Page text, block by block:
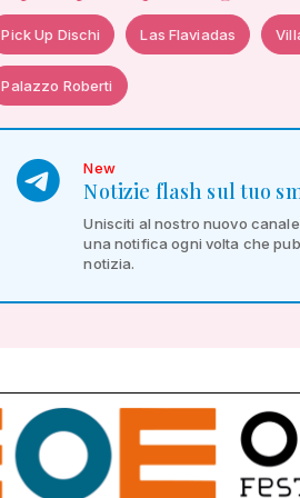
Pick Up Dischi Las Flaviadas
Palazzo Roberti
New
Notizie flash sul tuo
Unisciti al nostro nuovo
una notifica ogni volta che
notizia.